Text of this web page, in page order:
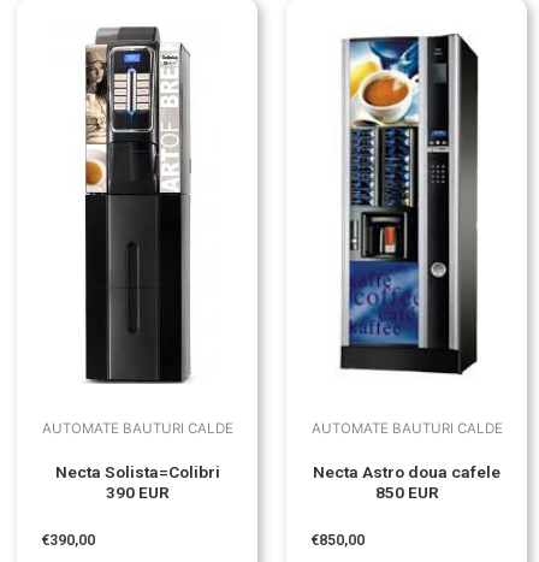
AUTOMATE BAUTURI CALDE
Necta Solista=Colibri
390 EUR
€390,00
AUTOMATE BAUTURI CALDE
Necta Astro doua cafele
850 EUR
€850,00